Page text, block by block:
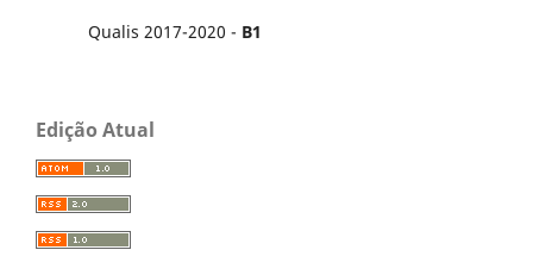
Qualis 2017-2020 - B1
Edição Atual